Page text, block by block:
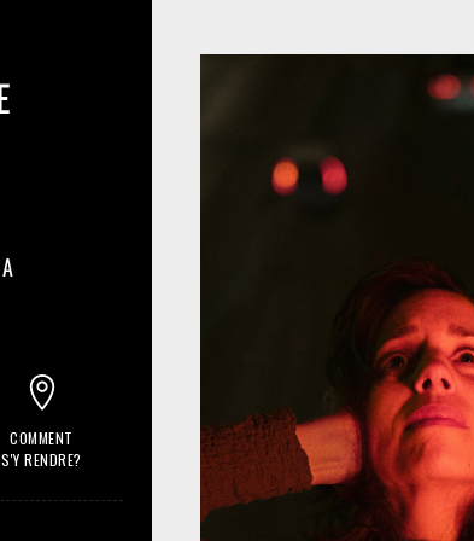
COMMENT
S'Y RENDRE?